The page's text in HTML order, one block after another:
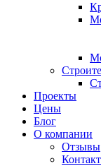
Проекты
Цены
Блог
О компании
Отзывы